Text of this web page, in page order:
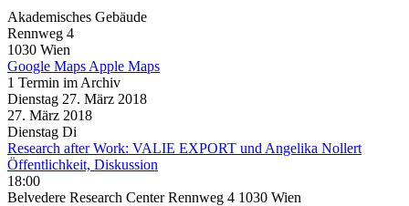
Akademisches Gebäude
Rennweg 4
1030 Wien
Google Maps Apple Maps
1 Termin im Archiv
Dienstag 27. März 2018
27. März 2018
Dienstag Di
Research after Work: VALIE EXPORT und Angelika Nollert
Öffentlichkeit, Diskussion
18:00
Belvedere Research Center Rennweg 4 1030 Wien